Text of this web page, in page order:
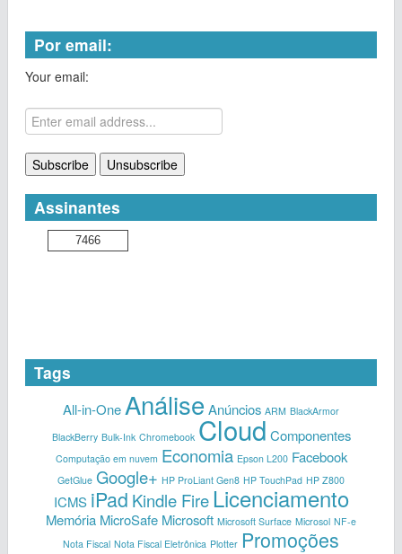
Por email:
Your email:
Assinantes
7466
Tags
All-in-OneAnálise Anúncios ARM BlackArmor
BlackBerry Bulk-Ink Chromebook Cloud Componentes
Computação em nuvem Economia Epson L200 Facebook
GetGlue Google+ HP ProLiant Gen8 HP TouchPad HP Z800
ICMS iPad Kindle Fire Licenciamento
Memória MicroSafe Microsoft Microsoft Surface Microsol NF-e
Nota Fiscal Nota Fiscal Eletrônica Plotter Promoções